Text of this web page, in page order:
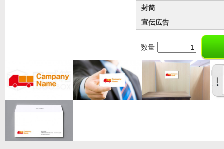
封筒
宣伝広告
数量